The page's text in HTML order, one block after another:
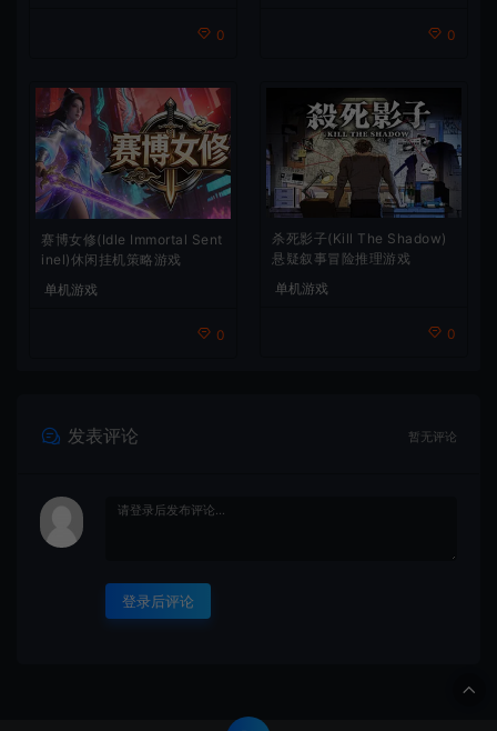
0 0
赛博女修(Idle Immortal Sent
inel)休闲挂机策略游戏
单机游戏
0
杀死影子(Kill The Shadow)
悬疑叙事冒险推理游戏
单机游戏
0
发表评论 暂无评论
登录后评论